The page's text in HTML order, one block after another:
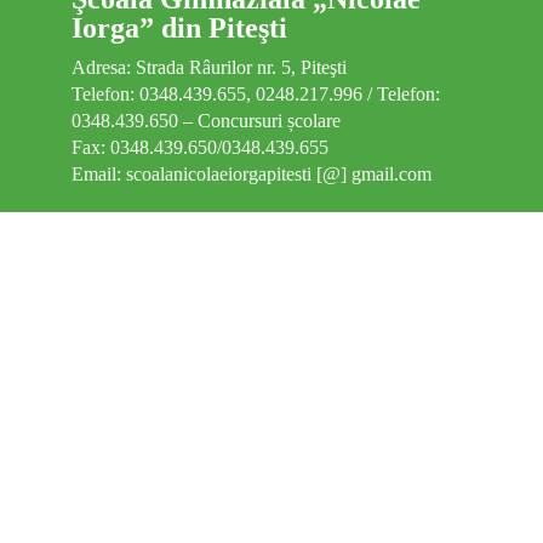
Clasa pregătitoare
Diverse
Contact
Burse
Iorga” din Piteşti
Adresa: Strada Râurilor nr. 5, Piteşti
Telefon: 0348.439.655, 0248.217.996 / Telefon:
0348.439.650 – Concursuri școlare
Fax: 0348.439.650/0348.439.655
Email: scoalanicolaeiorgapitesti [@] gmail.com